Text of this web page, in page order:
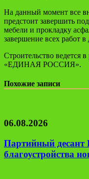
На данный момент все
предстоит завершить
мебели и прокладку
завершение всех работ в
Строительство ведется
«ЕДИНАЯ РОССИЯ».
Похожие записи
06.08.2026
Партийный десант
благоустройства